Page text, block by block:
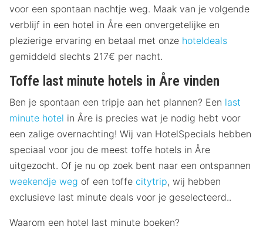
voor een spontaan nachtje weg. Maak van je volgende
verblijf in een hotel in Åre een onvergetelijke en
plezierige ervaring en betaal met onze hoteldeals
gemiddeld slechts 217€ per nacht.
Toffe last minute hotels in Åre vinden
Ben je spontaan een tripje aan het plannen? Een last
minute hotel in Åre is precies wat je nodig hebt voor
een zalige overnachting! Wij van HotelSpecials hebben
speciaal voor jou de meest toffe hotels in Åre
uitgezocht. Of je nu op zoek bent naar een ontspannen
weekendje weg of een toffe citytrip, wij hebben
exclusieve last minute deals voor je geselecteerd..
Waarom een hotel last minute boeken?